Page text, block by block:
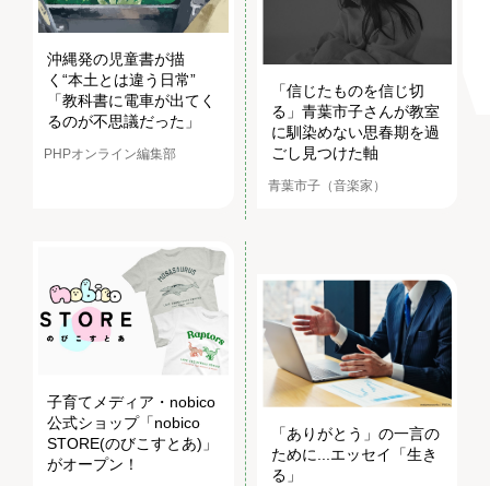
沖縄発の児童書が描
く“本土とは違う日常”
「教科書に電車が出てく
るのが不思議だった」
PHPオンライン編集部
「信じたものを信じ切
る」青葉市子さんが教室
に馴染めない思春期を過
ごし見つけた軸
青葉市子（音楽家）
子育てメディア・nobico
公式ショップ「nobico
STORE(のびこすとあ)」
がオープン！
「ありがとう」の一言の
ために...エッセイ「生き
る」